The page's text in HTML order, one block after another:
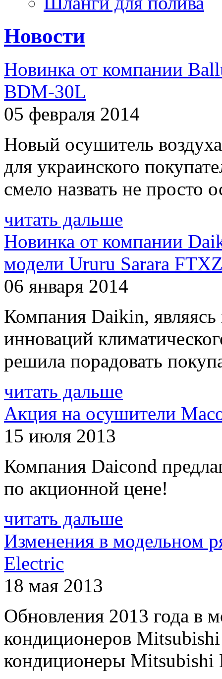
Новости
Новинка от компании
BDM-30L
05 февраля 2014
Новый осушитель
для украинского
смело назвать не просто
читать дальше
Новинка от компании
модели Ururu Sarara
06 января 2014
Компания Daikin,
инноваций
решила порадовать
читать дальше
Акция на осушители
15 июля 2013
Компания Daicond
по акционной цене!
читать дальше
Изменения в модельном
Electric
18 мая 2013
Обновления 2013 года в
кондиционеров
кондиционеры Mitsubishi